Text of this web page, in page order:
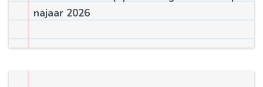
najaar 2026